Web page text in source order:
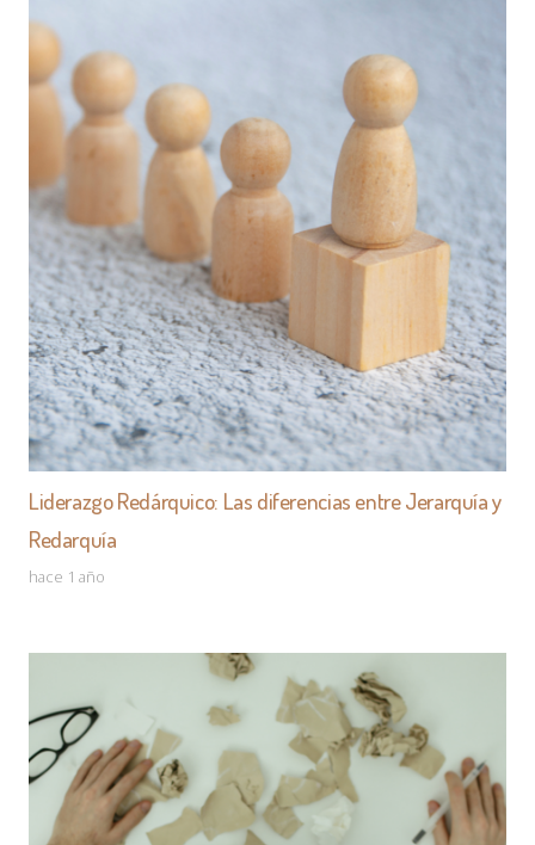
Liderazgo Redárquico: Las diferencias entre Jerarquía y
Redarquía
hace 1 año